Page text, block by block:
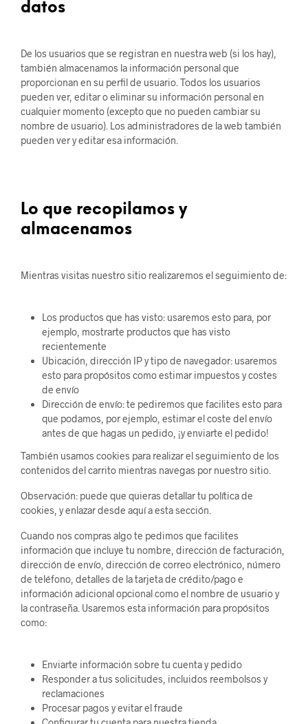
datos
De los usuarios que se registran en nuestra web (si los hay),
también almacenamos la información personal que
proporcionan en su perfil de usuario. Todos los usuarios
pueden ver, editar o eliminar su información personal en
cualquier momento (excepto que no pueden cambiar su
nombre de usuario). Los administradores de la web también
pueden ver y editar esa información.
Lo que recopilamos y
almacenamos
Mientras visitas nuestro sitio realizaremos el seguimiento de:
Los productos que has visto: usaremos esto para, por
ejemplo, mostrarte productos que has visto
recientemente
Ubicación, dirección IP y tipo de navegador: usaremos
esto para propósitos como estimar impuestos y costes
de envío
Dirección de envío: te pediremos que facilites esto para
que podamos, por ejemplo, estimar el coste del envío
antes de que hagas un pedido, ¡y enviarte el pedido!
También usamos cookies para realizar el seguimiento de los
contenidos del carrito mientras navegas por nuestro sitio.
Observación: puede que quieras detallar tu política de
cookies, y enlazar desde aquí a esta sección.
Cuando nos compras algo te pedimos que facilites
información que incluye tu nombre, dirección de facturación,
dirección de envío, dirección de correo electrónico, número
de teléfono, detalles de la tarjeta de crédito/pago e
información adicional opcional como el nombre de usuario y
la contraseña. Usaremos esta información para propósitos
como:
Enviarte información sobre tu cuenta y pedido
Responder a tus solicitudes, incluidos reembolsos y
reclamaciones
Procesar pagos y evitar el fraude